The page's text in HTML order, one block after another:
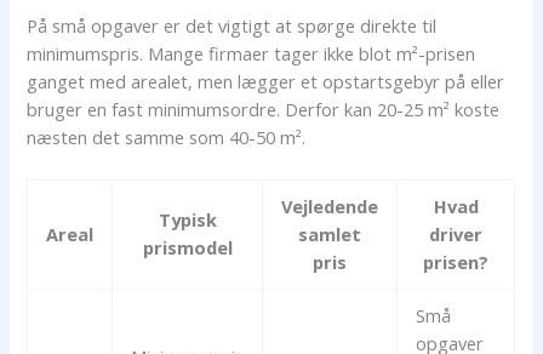
På små opgaver er det vigtigt at spørge direkte til
minimumspris. Mange firmaer tager ikke blot m²-prisen
ganget med arealet, men lægger et opstartsgebyr på eller
bruger en fast minimumsordre. Derfor kan 20-25 m² koste
næsten det samme som 40-50 m².
Areal
Typisk
prismodel
Vejledende
samlet
pris
Hvad
driver
prisen?
Små
opgaver